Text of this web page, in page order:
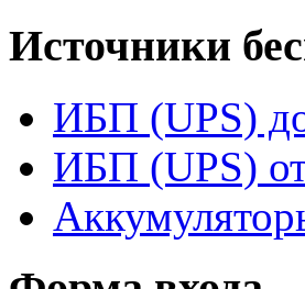
Источники
ИБП (UPS)
ИБП (UPS)